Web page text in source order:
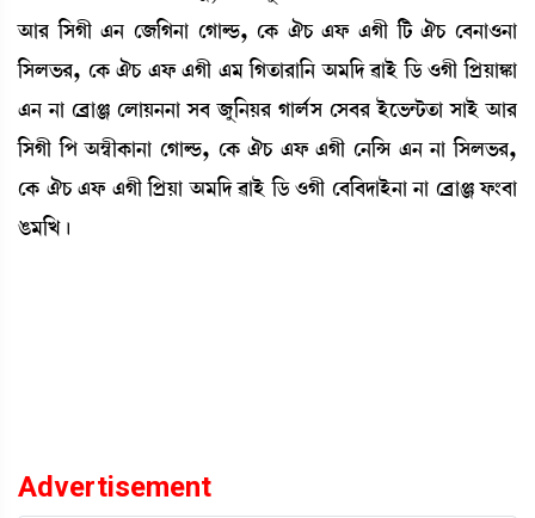
"à¹ [ÎKã &> ë\[K>à ëKàÁ¡, ëA¡ 'W¡ &ó¡ &Kã [i¡ 'W¡ ë¤>à*>à
[Îº®¡¹, ëA¡ 'W¡ &ó¡ &Kã &³ [Kt¡à¹à[> "³[ƒ ¯àÒü [l¡ *Kã [šøÚàS¡à
&> >à ë¤øàg ëºàÚ>>à Î¤ \å[>Ú¹ Kàº¢Î ëÎ¤¹ Òüì®¡@i¡t¡à ÎàÒü "à¹
[ÎKã [š "´¬ãA¡à>à ëKàÁ¡, ëA¡ 'W¡ &ó¡ &Kã ë>[X &> >à [Îº®¡¹,
ëA¡ 'W¡ &ó¡ &Kã [šøÚà "³[ƒ ¯àÒü [l¡ *Kã ë¤[¤ƒàÒü>à >à ë¤øàg ó¡}¤à
R¡³[J¡ú
Advertisement